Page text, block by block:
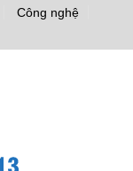
Công nghệ